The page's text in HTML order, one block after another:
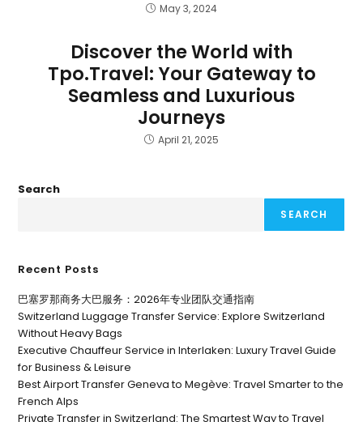
May 3, 2024
Discover the World with
Tpo.Travel: Your Gateway to
Seamless and Luxurious
Journeys
April 21, 2025
Search
SEARCH
Recent Posts
巴塞罗那商务大巴服务：2026年专业团队交通指南
Switzerland Luggage Transfer Service: Explore Switzerland
Without Heavy Bags
Executive Chauffeur Service in Interlaken: Luxury Travel Guide
for Business & Leisure
Best Airport Transfer Geneva to Megève: Travel Smarter to the
French Alps
Private Transfer in Switzerland: The Smartest Way to Travel